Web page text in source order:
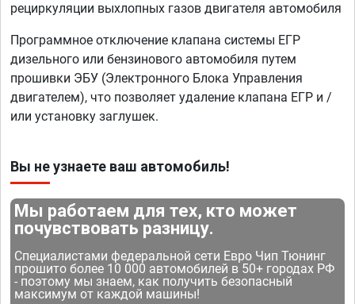
рециркуляции выхлопных газов двигателя автомобиля
Программное отключение клапана системы ЕГР
дизельного или бензинового автомобиля путем
прошивки ЭБУ (Электронного Блока Управления
двигателем), что позволяет удаление клапана ЕГР и /
или установку заглушек.
Вы не узнаете ваш автомобиль!
Мы работаем для тех, кто может
почувствовать разницу.
Специалистами федеральной сети Евро Чип Тюнинг
прошито более 10 000 автомобилей в 50+ городах РФ
- поэтому мы знаем, как получить безопасный
максимум от каждой машины!